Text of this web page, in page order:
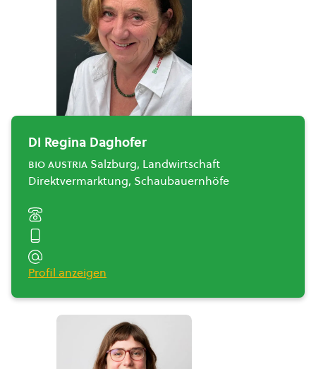
DI Regina Daghofer
bio austria Salzburg, Landwirtschaft
Direktvermarktung, Schaubauernhöfe
Profil anzeigen